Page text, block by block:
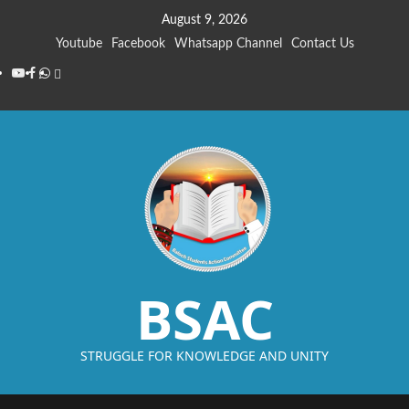
August 9, 2026
Youtube
Facebook Whatsapp Channel Contact Us
BSAC
STRUGGLE FOR KNOWLEDGE AND UNITY